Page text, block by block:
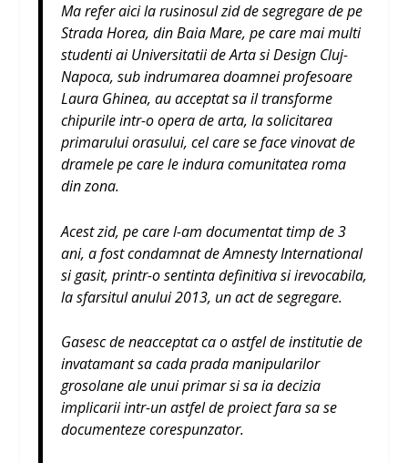
Ma refer aici la rusinosul zid de segregare de pe
Strada Horea, din Baia Mare, pe care mai multi
studenti ai Universitatii de Arta si Design Cluj-
Napoca, sub indrumarea doamnei profesoare
Laura Ghinea, au acceptat sa il transforme
chipurile intr-o opera de arta, la solicitarea
primarului orasului, cel care se face vinovat de
dramele pe care le indura comunitatea roma
din zona.
Acest zid, pe care l-am documentat timp de 3
ani, a fost condamnat de Amnesty International
si gasit, printr-o sentinta definitiva si irevocabila,
la sfarsitul anului 2013, un act de segregare.
Gasesc de neacceptat ca o astfel de institutie de
invatamant sa cada prada manipularilor
grosolane ale unui primar si sa ia decizia
implicarii intr-un astfel de proiect fara sa se
documenteze corespunzator.